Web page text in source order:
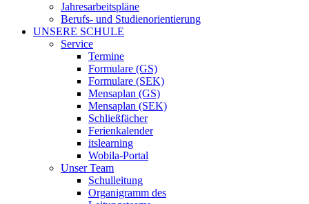
Jahresarbeitspläne
Berufs- und Studienorientierung
UNSERE SCHULE
Service
Termine
Formulare (GS)
Formulare (SEK)
Mensaplan (GS)
Mensaplan (SEK)
Schließfächer
Ferienkalender
itslearning
Wobila-Portal
Unser Team
Schulleitung
Organigramm des